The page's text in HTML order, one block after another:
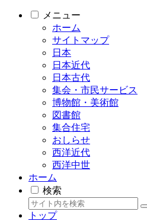
メニュー
ホーム
サイトマップ
日本
日本近代
日本古代
集会・市民サービス
博物館・美術館
図書館
集合住宅
おしらせ
西洋近代
西洋中世
ホーム
検索
トップ